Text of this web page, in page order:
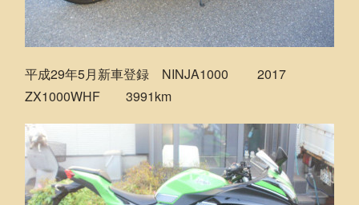
平成29年5月新車登録 NINJA1000 2017
ZX1000WHF 3991km